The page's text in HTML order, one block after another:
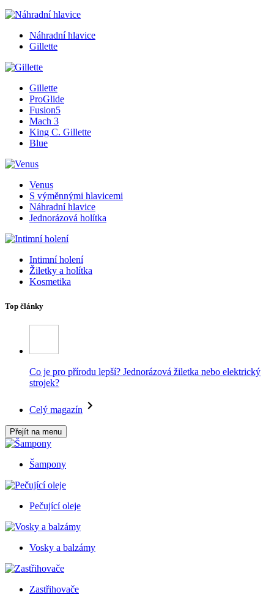
Náhradní hlavice
Gillette
Gillette
ProGlide
Fusion5
Mach 3
King C. Gillette
Blue
Venus
S výměnnými hlavicemi
Náhradní hlavice
Jednorázová holítka
Intimní holení
Žiletky a holítka
Kosmetika
Top články
Co je pro přírodu lepší? Jednorázová žiletka nebo elektrický
strojek?
Celý magazín
Přejít na menu
Šampony
Pečující oleje
Vosky a balzámy
Zastřihovače